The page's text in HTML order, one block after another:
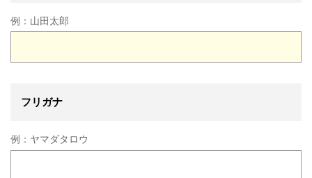
例： 山田太郎
フリガナ
例： ヤマダタロウ